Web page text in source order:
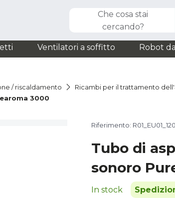
Che cosa stai
cercando?
Ventilatori a soffitto Robot
/ riscaldamento
Ricambi per il trattamento
3000
Riferimento:
Tubo di
sonoro
In stock